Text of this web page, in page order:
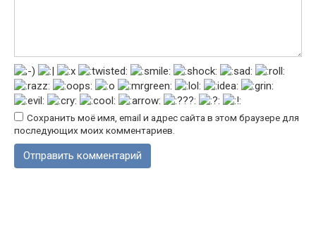
Сохранить моё имя, email и адрес сайта в этом браузере для
последующих моих комментариев.